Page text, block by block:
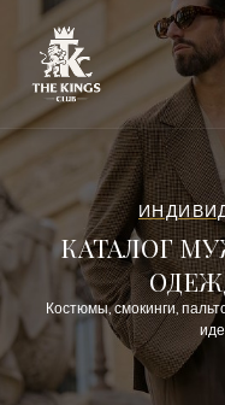
КАТАЛОГ
Костюмы, смокинги,